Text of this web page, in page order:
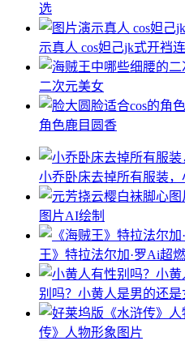
选
示真人 cos妲己jk式开裆
二次元美女
角色鹿目圆香
小乔卧床去掉所有服装
图片AI绘制
王》特拉法尔加·罗Ai超
别吗？小黄人是男的还是
传》人物形象图片